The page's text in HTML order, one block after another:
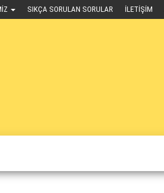
SIKÇA SORULAN SORULAR İLETIŞIM